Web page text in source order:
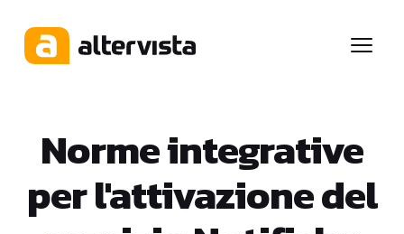
Norme integrative
per l'attivazione del